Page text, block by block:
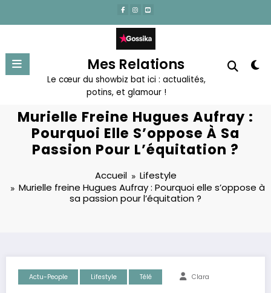
contenu
Mes Relations
Le cœur du showbiz bat ici : actualités,
potins, et glamour !
Murielle Freine Hugues Aufray :
Pourquoi Elle S’oppose À Sa
Passion Pour L’équitation ?
Accueil
Lifestyle
Murielle freine Hugues Aufray : Pourquoi elle s’oppose à
sa passion pour l’équitation ?
Actu-People Lifestyle Télé Clara